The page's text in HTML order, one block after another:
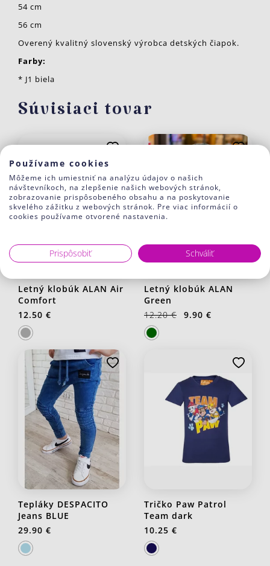
54 cm
56 cm
Overený kvalitný slovenský výrobca detských čiapok.
Farby:
* J1 biela
Súvisiaci tovar
Letný klobúk ALAN Air
Comfort
12.50 €
Letný klobúk ALAN
Green
12.20 €
9.90 €
Tepláky DESPACITO
Jeans BLUE
29.90 €
Tričko Paw Patrol
Team dark
10.25 €
Používame cookies
Môžeme ich umiestniť na analýzu údajov o našich
návštevníkoch, na zlepšenie našich webových stránok,
zobrazovanie prispôsobeného obsahu a na poskytovanie
skvelého zážitku z webových stránok. Pre viac informácií o
cookies používame otvorené nastavenia.
Prispôsobiť Schváliť